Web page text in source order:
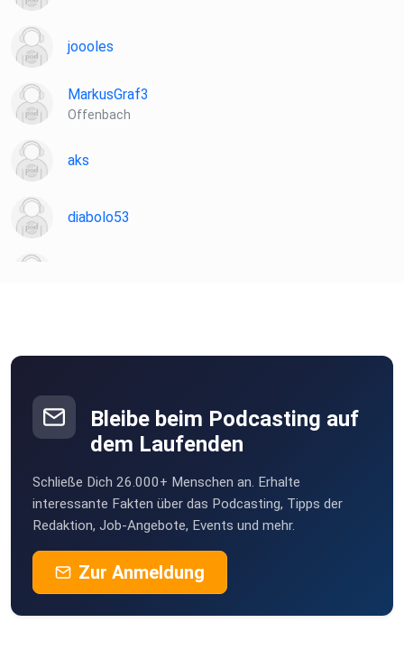
joooles
MarkusGraf3
Offenbach
aks
diabolo53
Obernburg am Main
klamakev
ntdeckr
Bleibe beim Podcasting auf
dem Laufenden
Schließe Dich 26.000+ Menschen an. Erhalte
interessante Fakten über das Podcasting, Tipps der
Redaktion, Job-Angebote, Events und mehr.
Zur Anmeldung